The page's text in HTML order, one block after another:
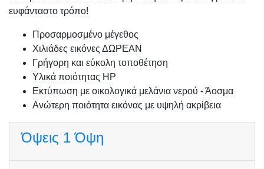
ευφάνταστο τρόπο!
Προσαρμοσμένo μέγεθος
Χιλιάδες εικόνες ΔΩΡΕΑΝ
Γρήγορη και εύκολη τοποθέτηση
Υλικά ποιότητας HP
Εκτύπωση με οικολογικά μελάνια νερού - Άοσμα
Ανώτερη ποιότητα εικόνας με υψηλή ακρίβεια
Όψεις 1 Όψη